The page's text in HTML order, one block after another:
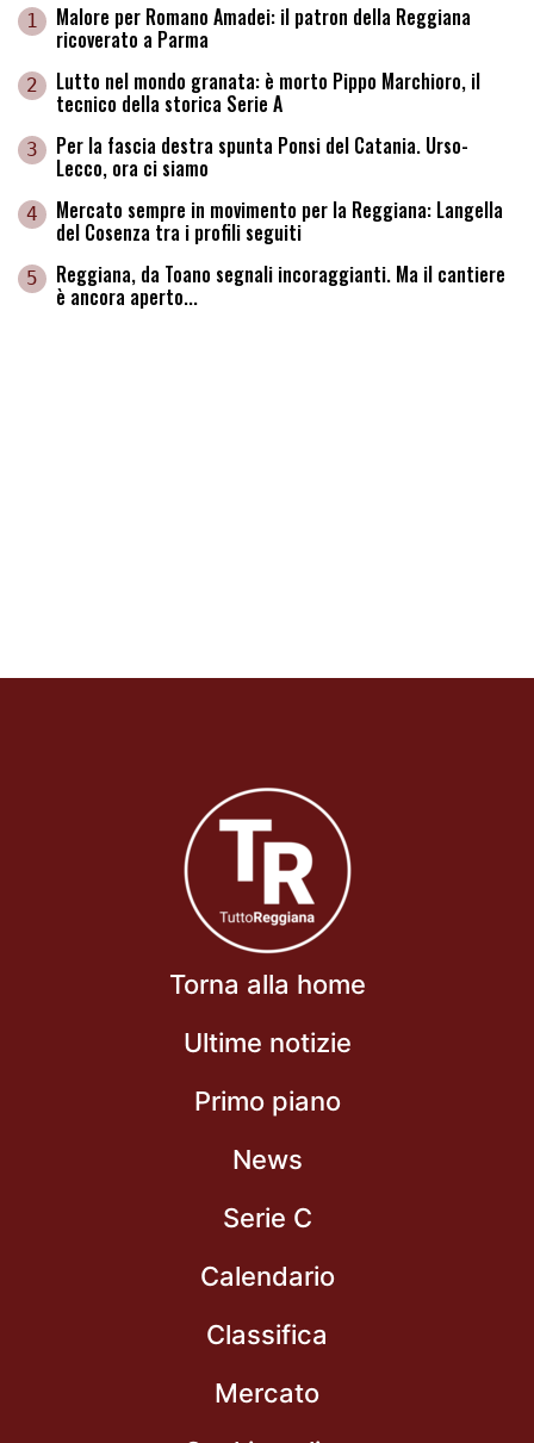
1 Malore per Romano Amadei: il patron della Reggiana
ricoverato a Parma
2 Lutto nel mondo granata: è morto Pippo Marchioro, il
tecnico della storica Serie A
3 Per la fascia destra spunta Ponsi del Catania. Urso-
Lecco, ora ci siamo
4 Mercato sempre in movimento per la Reggiana: Langella
del Cosenza tra i profili seguiti
5 Reggiana, da Toano segnali incoraggianti. Ma il cantiere
è ancora aperto...
Torna alla home
Ultime notizie
Primo piano
News
Serie C
Calendario
Classifica
Mercato